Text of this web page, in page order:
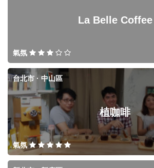
La Belle Coffee
氣氛
植咖啡
台北市 · 中山區
氣氛